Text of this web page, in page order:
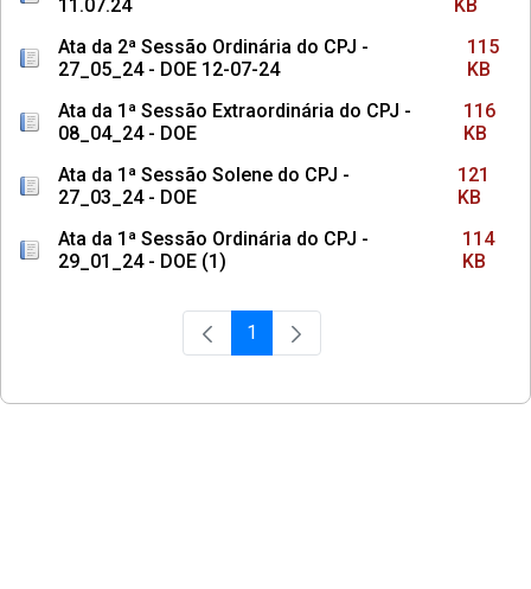
11.07.24
KB
Ata da 2ª Sessão Ordinária do CPJ -
27_05_24 - DOE 12-07-24
115
KB
Ata da 1ª Sessão Extraordinária do CPJ -
08_04_24 - DOE
116
KB
Ata da 1ª Sessão Solene do CPJ -
27_03_24 - DOE
121
KB
Ata da 1ª Sessão Ordinária do CPJ -
29_01_24 - DOE (1)
114
KB
Página
1